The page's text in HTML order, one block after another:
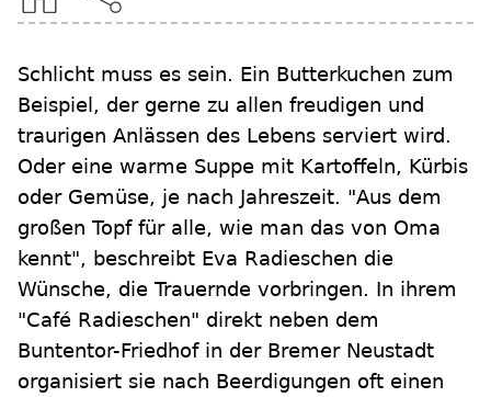
Schlicht muss es sein. Ein Butterkuchen zum
Beispiel, der gerne zu allen freudigen und
traurigen Anlässen des Lebens serviert wird.
Oder eine warme Suppe mit Kartoffeln, Kürbis
oder Gemüse, je nach Jahreszeit. "Aus dem
großen Topf für alle, wie man das von Oma
kennt", beschreibt Eva Radieschen die
Wünsche, die Trauernde vorbringen. In ihrem
"Café Radieschen" direkt neben dem
Buntentor-Friedhof in der Bremer Neustadt
organisiert sie nach Beerdigungen oft einen